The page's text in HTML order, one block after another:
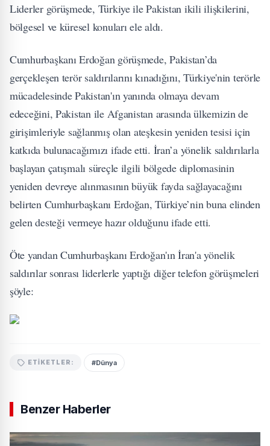
Liderler görüşmede, Türkiye ile Pakistan ikili ilişkilerini,
bölgesel ve küresel konuları ele aldı.
Cumhurbaşkanı Erdoğan görüşmede, Pakistan’da
gerçekleşen terör saldırılarını kınadığını, Türkiye'nin terörle
mücadelesinde Pakistan'ın yanında olmaya devam
edeceğini, Pakistan ile Afganistan arasında ülkemizin de
girişimleriyle sağlanmış olan ateşkesin yeniden tesisi için
katkıda bulunacağımızı ifade etti. İran’a yönelik saldırılarla
başlayan çatışmalı süreçle ilgili bölgede diplomasinin
yeniden devreye alınmasının büyük fayda sağlayacağını
belirten Cumhurbaşkanı Erdoğan, Türkiye’nin buna elinden
gelen desteği vermeye hazır olduğunu ifade etti.
Öte yandan Cumhurbaşkanı Erdoğan'ın İran'a yönelik
saldırılar sonrası liderlerle yaptığı diğer telefon görüşmeleri
şöyle:
ETIKETLER: #Dünya
Benzer Haberler